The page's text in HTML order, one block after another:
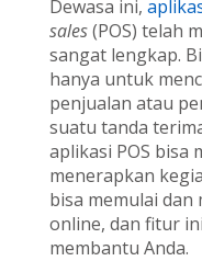
Dewasa ini,
sales(POS) telah
sangat lengkap.
hanya untuk
penjualan atau
suatu tanda
aplikasi POS bisa
menerapkan
bisa memulai dan
online, dan fitur
membantu Anda.